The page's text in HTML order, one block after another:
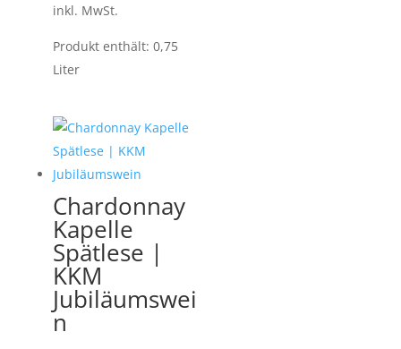
inkl. MwSt.
Produkt enthält: 0,75
Liter
Chardonnay
Kapelle
Spätlese |
KKM
Jubiläumswei
n